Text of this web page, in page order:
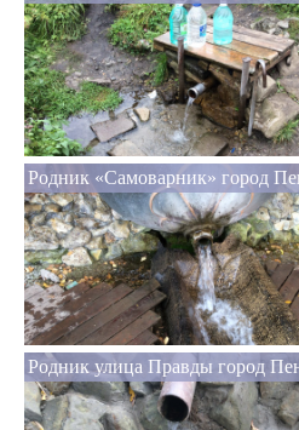
Родник «Самоварник» город
Родник улица Правды город